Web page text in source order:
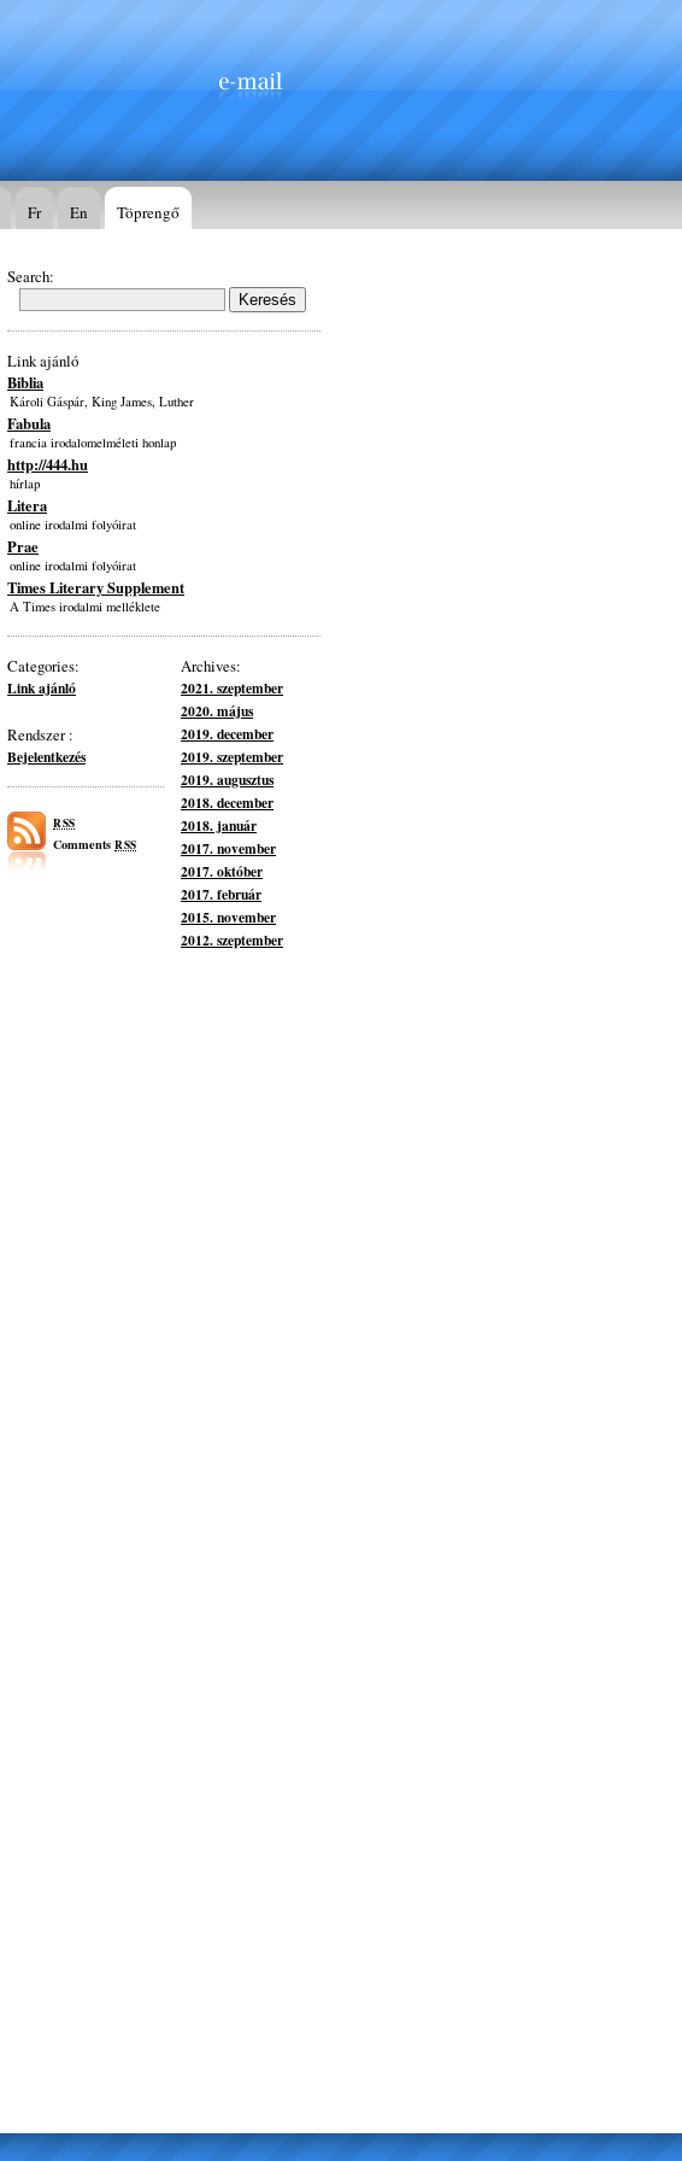
Fr En Töprengő
Search:
Link ajánló
Biblia
Károli Gáspár, King James, Luther
Fabula
francia irodalomelméleti honlap
http://444.hu
hírlap
Litera
online irodalmi folyóirat
Prae
online irodalmi folyóirat
Times Literary Supplement
A Times irodalmi melléklete
Archives:
2021. szeptember
2020. május
2019. december
2019. szeptember
2019. augusztus
2018. december
2018. január
2017. november
2017. október
2017. február
2015. november
2012. szeptember
Categories:
Link ajánló
Rendszer :
Bejelentkezés
RSS
Comments RSS